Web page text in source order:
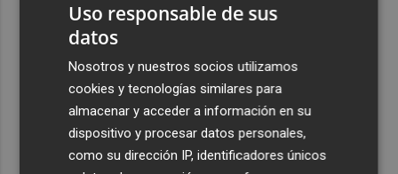
Uso responsable de sus
datos
Nosotros y nuestros socios utilizamos
cookies y tecnologías similares para
almacenar y acceder a información en su
dispositivo y procesar datos personales,
como su dirección IP, identificadores únicos